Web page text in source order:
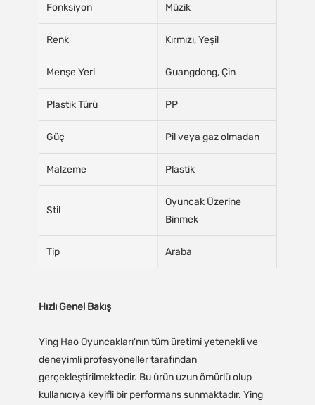
Fonksiyon Müzik
Renk Kırmızı, Yeşil
Menşe Yeri Guangdong, Çin
Plastik Türü PP
Güç Pil veya gaz olmadan
Malzeme Plastik
Stil
Oyuncak Üzerine
Binmek
Tip Araba
Hızlı Genel Bakış
Ying Hao Oyuncakları'nın tüm üretimi yetenekli ve
deneyimli profesyoneller tarafından
gerçekleştirilmektedir. Bu ürün uzun ömürlü olup
kullanıcıya keyifli bir performans sunmaktadır. Ying